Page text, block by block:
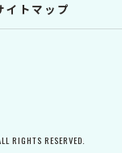
イトマップ
RESERVED.